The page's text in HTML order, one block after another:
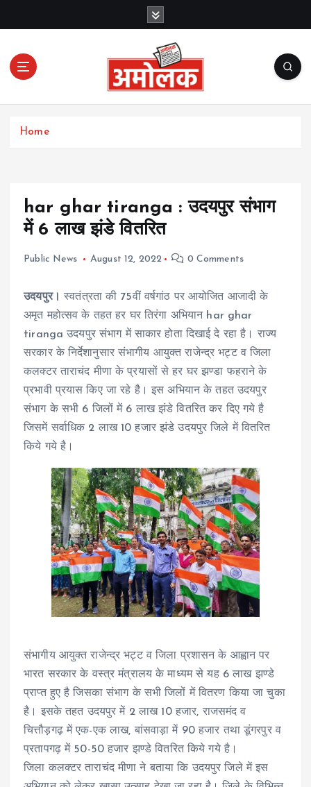
c
Amolak News
Home
har ghar tiranga : उदयपुर संभाग
में 6 लाख झंडे वितरित
Public News August 12, 2022 0 Comments
उदयपुर।
स्वतंत्रता की 75वीं वर्षगांठ पर आयोजित आजादी के
अमृत महोत्सव के तहत हर घर तिरंगा अभियान har ghar
tiranga उदयपुर संभाग में साकार होता दिखाई दे रहा है। राज्य
सरकार के निर्देशानुसार संभागीय आयुक्त राजेन्द्र भट्ट व जिला
कलक्टर ताराचंद मीणा के प्रयासों से हर घर झण्डा फहराने के
प्रभावी प्रयास किए जा रहे है। इस अभियान के तहत उदयपुर
संभाग के सभी 6 जिलों में 6 लाख झंडे वितरित कर दिए गये है
जिसमें सर्वाधिक 2 लाख 10 हजार झंडे उदयपुर जिले में वितरित
किये गये है।
संभागीय आयुक्त राजेन्द्र भट्ट व जिला प्रशासन के आह्वान पर
भारत सरकार के वस्त्र मंत्रालय के माध्यम से यह 6 लाख झण्डे
प्राप्त हुए है जिसका संभाग के सभी जिलों में वितरण किया जा चुका
है। इसके तहत उदयपुर में 2 लाख 10 हजार, राजसमंद व
चित्तौड़गढ़ में एक-एक लाख, बांसवाड़ा में 90 हजार तथा डूंगरपुर व
प्रतापगढ़ में 50-50 हजार झण्डे वितरित किये गये है।
जिला कलक्टर ताराचंद मीणा ने बताया कि उदयपुर जिले में इस